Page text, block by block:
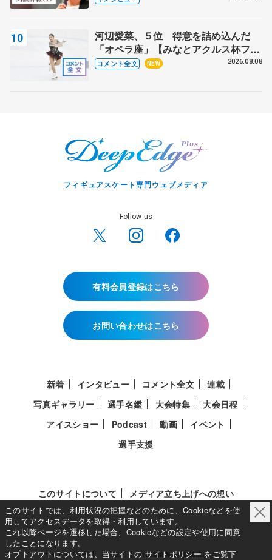
河辺愛菜、５位 得意を詰め込んだ
「オペラ座」【みなとアクルス杯フリ
ー】
コメント全文 NEW 2026.08.08
フィギュアスケート専門ウェブメディア
Follow us
有料会員登録はこちら
お問い合わせはこちら
新着 インタビュー コメント全文
連載
写真ギャラリー
選手名鑑 大会特集
大会日程
アイスショー
Podcast 動画
イベント
選手支援
このサイトについて メディア立ち上げへの想い
サイトポリシー 利用規約 利用者情報の外部送信について
このサイトでは、利用状況の把握などのために、Cookieなどを使
用してアクセスデータを取得・利用しています。
これ以降ページを遷移した場合、Cookieなどの設定や使用に同意
したことになります。
オプトアウトについては、当サイトの サイトポリシー をご覧下